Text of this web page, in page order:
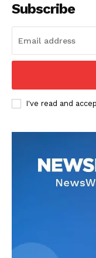
AIN
Contact Us
Subscribe
I've read and